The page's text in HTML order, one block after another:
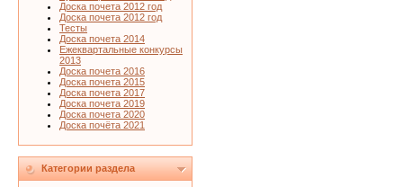
Доска почета 2012 год
Доска почета 2012 год
Тесты
Доска почета 2014
Ежеквартальные конкурсы
2013
Доска почета 2016
Доска почета 2015
Доска почета 2017
Доска почета 2019
Доска почета 2020
Доска почёта 2021
Категории раздела